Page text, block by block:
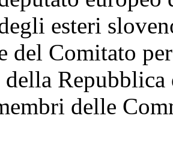
esteri
del Comitato
della Repubblica
delle